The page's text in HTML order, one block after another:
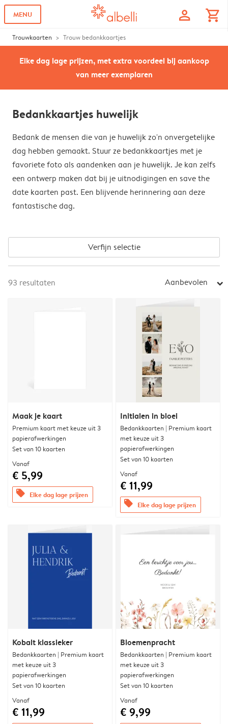
MENU profile shopping_cart
Trouwkaarten Trouw bedankkaartjes
Elke dag lage prijzen, met extra voordeel bij aankoop
van meer exemplaren
Bedankkaartjes huwelijk
Bedank de mensen die van je huwelijk zo'n onvergetelijke
dag hebben gemaakt. Stuur ze bedankkaartjes met je
favoriete foto als aandenken aan je huwelijk. Je kan zelfs
een ontwerp maken dat bij je uitnodigingen en save the
date kaarten past. Een blijvende herinnering aan deze
fantastische dag.
Verfijn selectie
93 resultaten Aanbevolen arrow_right
Maak je kaart
Premium kaart met keuze uit 3
papierafwerkingen
Set van 10 kaarten
Vanaf
€ 5,99
offers Elke dag lage prijzen
Initialen in bloei
Bedankkaarten | Premium kaart
met keuze uit 3
papierafwerkingen
Set van 10 kaarten
Vanaf
€ 11,99
offers Elke dag lage prijzen
Kobalt klassieker
Bedankkaarten | Premium kaart
met keuze uit 3
papierafwerkingen
Set van 10 kaarten
Vanaf
€ 11,99
Bloemenpracht
Bedankkaarten | Premium kaart
met keuze uit 3
papierafwerkingen
Set van 10 kaarten
Vanaf
€ 9,99